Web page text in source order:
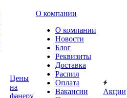
Цены
на
фанеру
О компании
О компании
Новости
Блог
Реквизиты
Доставка
Распил
Оплата
Вакансии
Акции